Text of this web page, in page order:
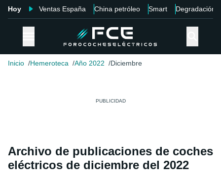
Hoy Ventas España China petróleo Smart Degradación
Inicio Hemeroteca Año 2022 Diciembre
Archivo de publicaciones de coches
eléctricos de diciembre del 2022